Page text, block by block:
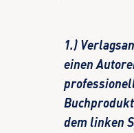
1.)
einen
dem linken